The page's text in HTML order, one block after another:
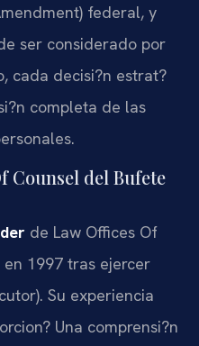
federal, y
ser considerado por
cada decisi?n estrat?
completa de las
Counsel del Bufete
de Law Offices Of
en 1997 tras ejercer
Su experiencia
Una comprensi?n